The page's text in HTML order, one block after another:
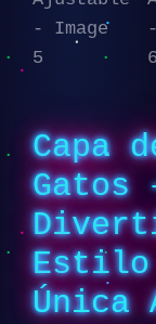
Capa
Gatos
Única